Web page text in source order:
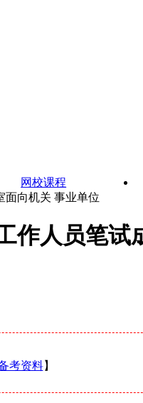
网校课程
面向机关 事业单位
作人员笔试
考资料】